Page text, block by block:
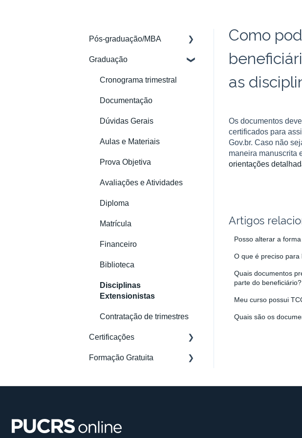
Como
as
Os documentos
certificados para
Gov.br. Caso não
maneira manuscrita
orientações
Artigos
Posso alterar a
O que é preciso
Quais documentos
parte do beneficiário?
Meu curso possui
Quais são os
Pós-graduação/MBA
Acessos
Aulas e Materiais
Documentação
Financeiro
Matrícula
Meu Perfil
Avaliações
Certificado
Graduação
Cronograma trimestral
Documentação
Dúvidas Gerais
Aulas e Materiais
Prova Objetiva
Avaliações e Atividades
Diploma
Matrícula
Financeiro
Biblioteca
Disciplinas
Extensionistas
Contratação de trimestres
Certificações
Acesso e Conteúdo
Financeiro
Formação Gratuita
Acesso e aulas